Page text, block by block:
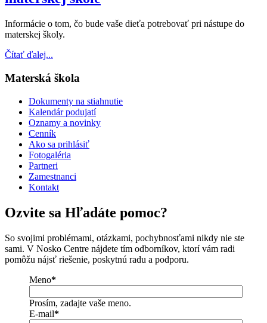
Informácie o tom, čo bude vaše dieťa potrebovať pri nástupe do
materskej školy.
Čítať ďalej...
Materská škola
Dokumenty na stiahnutie
Kalendár podujatí
Oznamy a novinky
Cenník
Ako sa prihlásiť
Fotogaléria
Partneri
Zamestnanci
Kontakt
Ozvite sa Hľadáte pomoc?
So svojimi problémami, otázkami, pochybnosťami nikdy nie ste
sami. V Nosko Centre nájdete tím odborníkov, ktorí vám radi
pomôžu nájsť riešenie, poskytnú radu a podporu.
Meno*
Prosím, zadajte vaše meno.
E-mail*